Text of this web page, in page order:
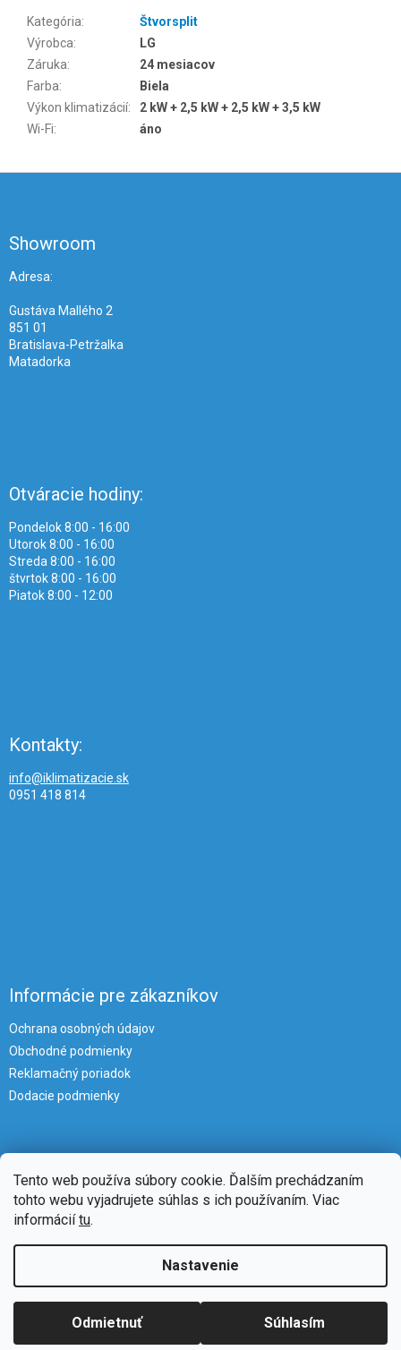
Tento web používa súbory cookie. Ďalším prechádzaním
tohto webu vyjadrujete súhlas s ich používaním. Viac
informáciítu.
Nastavenie
Odmietnuť Súhlasím
Kategória:
Štvorsplit
Výrobca:
LG
Záruka:
24 mesiacov
Farba:
Biela
Výkon klimatizácií:
2 kW + 2,5 kW + 2,5 kW + 3,5 kW
Wi-Fi: áno
Showroom
Adresa:
Gustáva Mallého 2
851 01
Bratislava-Petržalka
Matadorka
Otváracie hodiny:
Pondelok 8:00 - 16:00
Utorok 8:00 - 16:00
Streda 8:00 - 16:00
štvrtok 8:00 - 16:00
Piatok 8:00 - 12:00
Kontakty:
info@iklimatizacie.sk
0951 418 814
Informácie pre zákazníkov
Ochrana osobných údajov
Obchodné podmienky
Reklamačný poriadok
Dodacie podmienky
. Všetky práva vyhradené.